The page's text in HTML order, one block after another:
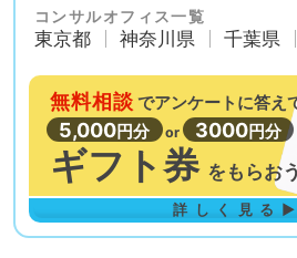
コンサルオフィス一覧
東京都 神奈川県 千葉県
無料相談 でアンケートに答え
5,000円分 or 3000円分
ギフト券 を もらお
詳しく見る▶